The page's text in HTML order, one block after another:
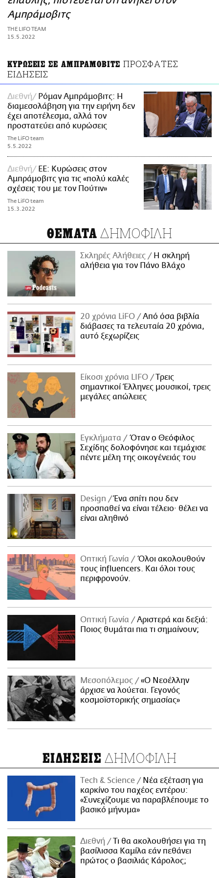
ΑΜΠΑ
PRINT
Αμπράμοβιτς
THE LIFO TEAM
15.5.2022
ΚΥΡΩΣΕΙΣ ΣΕ ΑΜΠΡΑΜΟΒΙΤΣ ΠΡΟΣΦΑΤΕΣ
ΕΙΔΗΣΕΙΣ
Διεθνή
Ρόμαν Αμπράμοβιτς: Η
διαμεσολάβηση για την ειρήνη δεν
έχει αποτέλεσμα, αλλά τον
προστατεύει από κυρώσεις
The LiFO team
5.5.2022
Διεθνή
ΕΕ: Κυρώσεις στον
Αμπράμοβιτς για τις «πολύ καλές
σχέσεις του με τον Πούτιν»
The LiFO team
15.3.2022
ΘΕΜΑΤΑ ΔΗΜΟΦΙΛΗ
Σκληρές Αλήθειες
H σκληρή
αλήθεια για τον Πάνο Βλάχο
20 χρόνια LiFO
Από όσα βιβλία
διάβασες τα τελευταία 20 χρόνια,
αυτό ξεχωρίζεις
Είκοσι χρόνια LIFO
Tρεις
σημαντικοί Έλληνες μουσικοί, τρεις
μεγάλες απώλειες
Εγκλήματα
Όταν ο Θεόφιλος
Σεχίδης δολοφόνησε και τεμάχισε
πέντε μέλη της οικογένειάς του
Design
Ένα σπίτι που δεν
προσπαθεί να είναι τέλειο· θέλει να
είναι αληθινό
Οπτική Γωνία
Όλοι ακολουθούν
τους influencers. Και όλοι τους
περιφρονούν.
Οπτική Γωνία
Αριστερά και δεξιά:
Ποιος θυμάται πια τι σημαίνουν;
Μεσοπόλεμος
«Ο Νεοέλλην
άρχισε να λούεται. Γεγονός
κοσμοϊστορικής σημασίας»
ΕΙΔΗΣΕΙΣ ΔΗΜΟΦΙΛΗ
Τech & Science
Νέα εξέταση για
καρκίνο του παχέος εντέρου:
«Συνεχίζουμε να παραβλέπουμε το
βασικό μήνυμα»
Διεθνή
Τι θα ακολουθήσει για τη
βασίλισσα Καμίλα εάν πεθάνει
πρώτος ο βασιλιάς Κάρολος;